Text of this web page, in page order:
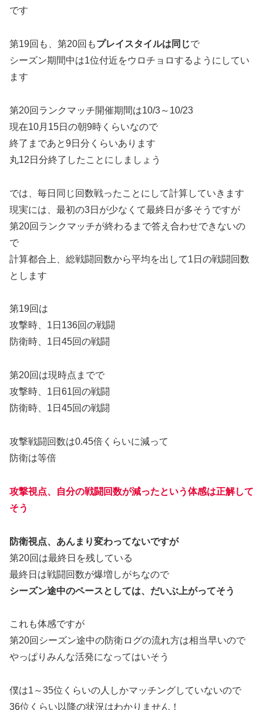
です
第19回も、第20回もプレイスタイルは同じで
シーズン期間中は1位付近をウロチョロするようにしてい
ます
第20回ランクマッチ開催期間は10/3～10/23
現在10月15日の朝9時くらいなので
終了まであと9日分くらいあります
丸12日分終了したことにしましょう
では、毎日同じ回数戦ったことにして計算していきます
現実には、最初の3日が少なくて最終日が多そうですが
第20回ランクマッチが終わるまで答え合わせできないの
で
計算都合上、総戦闘回数から平均を出して1日の戦闘回数
とします
第19回は
攻撃時、1日136回の戦闘
防衛時、1日45回の戦闘
第20回は現時点までで
攻撃時、1日61回の戦闘
防衛時、1日45回の戦闘
攻撃戦闘回数は0.45倍くらいに減って
防衛は等倍
攻撃視点、自分の戦闘回数が減ったという体感は正解して
そう
防衛視点、あんまり変わってないですが
第20回は最終日を残している
最終日は戦闘回数が爆増しがちなので
シーズン途中のペースとしては、だいぶ上がってそう
これも体感ですが
第20回シーズン途中の防衛ログの流れ方は相当早いので
やっぱりみんな活発になってはいそう
僕は1～35位くらいの人しかマッチングしていないので
36位くらい以降の状況はわかりません！